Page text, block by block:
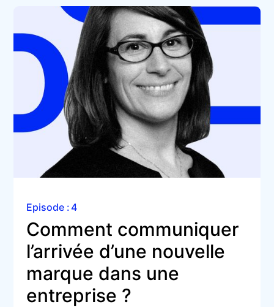
Episode :4
Comment communiquer
l’arrivée d’une nouvelle
marque dans une
entreprise ?